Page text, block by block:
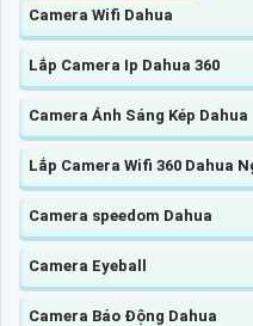
Camera Wifi Dahua
Lắp Camera Ip Dahua 360
Camera Ánh Sáng Kép Dahua
Lắp Camera Wifi 360 Dahua
Camera speedom Dahua
Camera Eyeball
Camera Báo Động Dahua